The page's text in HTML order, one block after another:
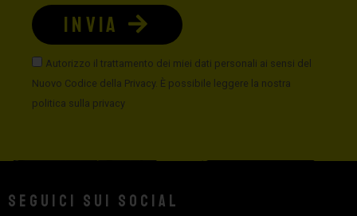
Autorizzo il trattamento dei miei dati personali ai sensi del
Nuovo Codice della Privacy. È possibile leggere la nostra
politica sulla privacy
INVIA
Seguici sui social